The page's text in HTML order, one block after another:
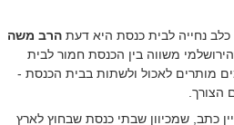
נחייה לבית כנסת היא דעת הרב משה
משווה בין הכנסת חמור לבית
מותרים לאכול ולשתות בבית הכנסת -
הצורך.
כתב, שמכיוון שבתי כנסת שבחוץ לארץ